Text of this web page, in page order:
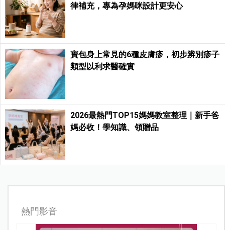
律補充，專為孕媽咪設計更安心
寶包身上常見的6種皮膚疹，初步辨別疹子
類型以利求醫確實
2026最熱門TOP15媽媽教室整理｜新手爸
媽必收！學知識、領贈品
熱門影音